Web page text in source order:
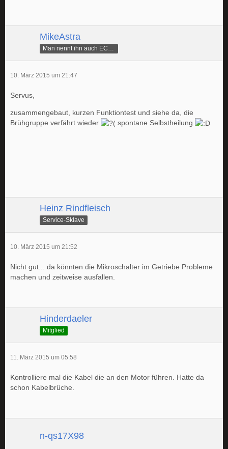
MikeAstra
10. März 2015 um 21:47
Servus,
zusammengebaut, kurzen Funktiontest und siehe da, die
Brühgruppe verfährt wieder
spontane Selbstheilung
Heinz Rindfleisch
Service-Sklave
10. März 2015 um 21:52
Nicht gut... da könnten die Mikroschalter im Getriebe Probleme
machen und zeitweise ausfallen.
Hinderdaeler
Mitglied
11. März 2015 um 05:58
Kontrolliere mal die Kabel die an den Motor führen. Hatte da
schon Kabelbrüche.
n-qs17X98